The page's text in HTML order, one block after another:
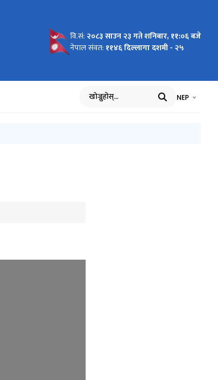
वि.सं: २०८३ साउन २३ गते शनिबार, ११:०६ बजे
नेपाल संवत: ११४६ दिल्लागा दशमी - २५
खोज्नुहोस् भाषा चयन
NEP